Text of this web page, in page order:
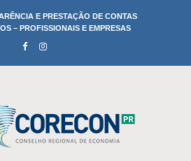
E PRESTAÇÃO DE CONTAS
– PROFISSIONAIS E EMPRESAS